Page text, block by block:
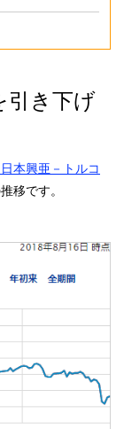
引き下げ
本興亜－トルコ
移です。